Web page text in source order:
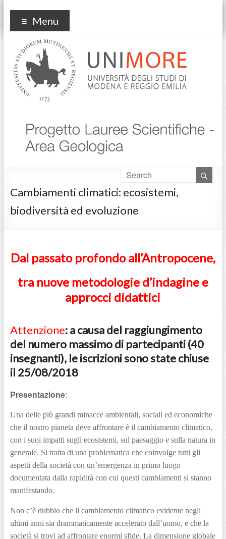
plsgeo
Menu
Cambiamenti climatici: ecosistemi,
biodiversità ed evoluzione
Dal passato profondo all’Antropocene,
tra nuove metodologie d’indagine e
approcci didattici
Attenzione: a causa del raggiungimento
del numero massimo di partecipanti (40
insegnanti), le iscrizioni sono state chiuse
il 25/08/2018
Presentazione:
Una delle più grandi minacce ambientali, sociali ed economiche
che il nostro pianeta deve affrontare è il cambiamento climatico,
con i suoi impatti sugli ecosistemi, sul paesaggio e sulla natura in
generale. Si tratta di una problematica che coinvolge tutti gli
aspetti della società con un’emergenza in primo luogo
documentata dalla rapidità con cui questi cambiamenti si stanno
manifestando.
Non c’è dubbio che il cambiamento climatico evidente negli
ultimi anni sia drammaticamente accelerato dall’uomo, e che la
società si trovi ad affrontare enormi sfide. La dimensione globale